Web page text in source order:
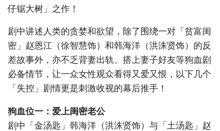
仔锯大树」之作！
剧中讲述人类的贪婪和欲望，除了围绕一对「贫富闺
密」赵恩江（徐智慧饰）和韩海洋（洪洙贤饰）的反
差故事外，亦不乏背妻出轨、搭上妻子好友等狗血剧
必备情节，让一众女性观众看得又爱又恨，以下几个
「失控」剧情更是刺激收视的幕后推手！
狗血位一：爱上闺密老公
剧中「金汤匙」韩海洋（洪洙贤饰）与「土汤匙」赵